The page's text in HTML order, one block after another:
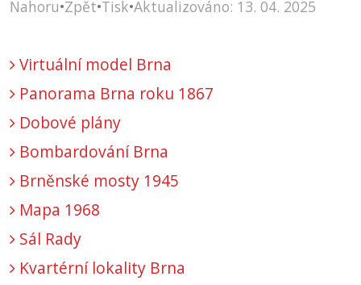
Nahoru•Zpět•Tisk•Aktualizováno: 13. 04. 2025
Virtuální model Brna
Panorama Brna roku 1867
Dobové plány
Bombardování Brna
Brněnské mosty 1945
Mapa 1968
Sál Rady
Kvartérní lokality Brna